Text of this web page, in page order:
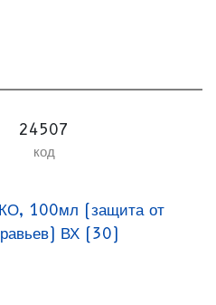
24507
код
100мл (защита от
ВХ (30)